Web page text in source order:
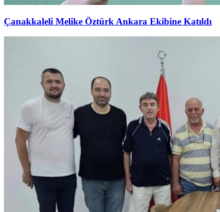
Çanakkaleli Melike Öztürk Ankara Ekibine Katıldı